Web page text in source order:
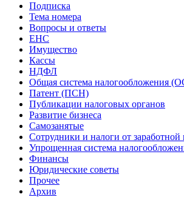
Подписка
Тема номера
Вопросы и ответы
ЕНС
Имущество
Кассы
НДФЛ
Общая система налогообложения
Патент (ПСН)
Публикации налоговых органов
Развитие бизнеса
Самозанятые
Сотрудники и налоги от заработной
Упрощенная система
Финансы
Юридические советы
Прочее
Архив